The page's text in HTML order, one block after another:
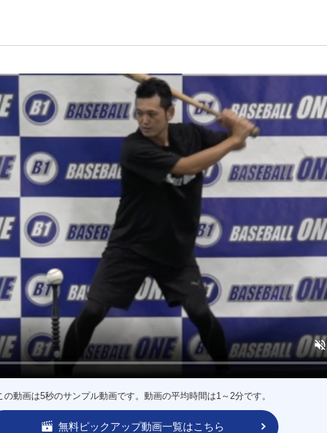
の動画は5秒のサンプル動画です。動画の平均時間は1～2分です。
無料ピックアップ動画一覧はこちら